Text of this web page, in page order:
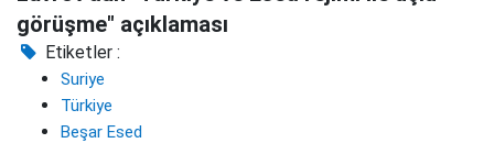
görüşme" açıklaması
Etiketler :
Suriye
Türkiye
Beşar Esed